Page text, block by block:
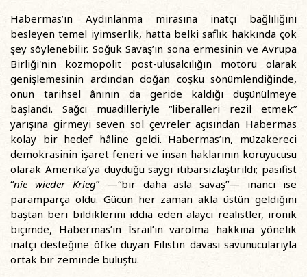
Habermas’ın Aydınlanma mirasına inatçı bağlılığını
besleyen temel iyimserlik, hatta belki saflık hakkında çok
şey söylenebilir. Soğuk Savaş’ın sona ermesinin ve Avrupa
Birliği'nin kozmopolit post-ulusalcılığın motoru olarak
genişlemesinin ardından doğan coşku sönümlendiğinde,
onun tarihsel ânının da geride kaldığı düşünülmeye
başlandı. Sağcı muadilleriyle “liberalleri rezil etmek”
yarışına girmeyi seven sol çevreler açısından Habermas
kolay bir hedef hâline geldi. Habermas’ın, müzakereci
demokrasinin işaret feneri ve insan haklarının koruyucusu
olarak Amerika’ya duyduğu saygı itibarsızlaştırıldı; pasifist
“nie wieder Krieg” —“bir daha asla savaş”— inancı ise
paramparça oldu. Gücün her zaman akla üstün geldiğini
baştan beri bildiklerini iddia eden alaycı realistler, ironik
biçimde, Habermas’ın İsrail’in varolma hakkına yönelik
inatçı desteğine öfke duyan Filistin davası savunucularıyla
ortak bir zeminde buluştu.